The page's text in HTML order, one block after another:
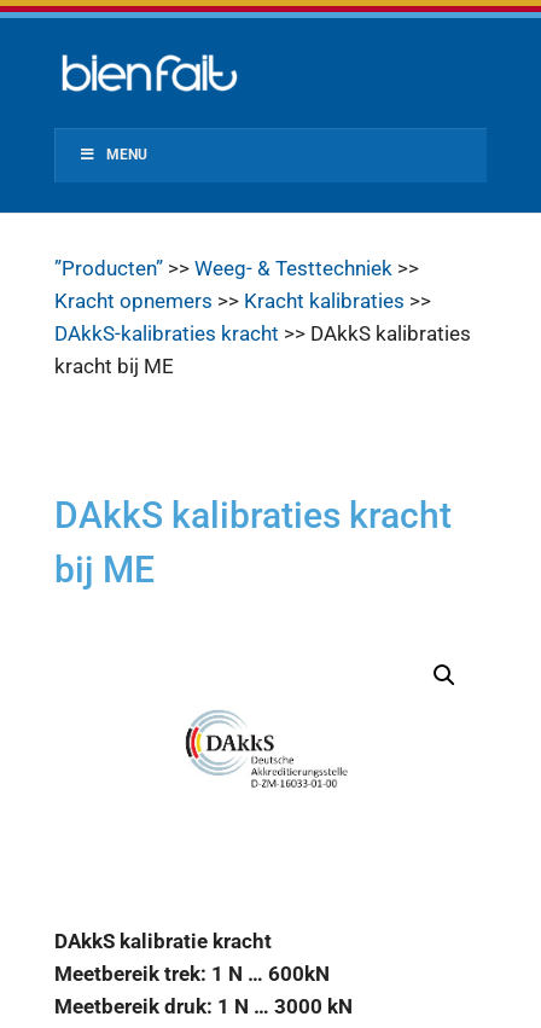
MENU
”Producten”>> Weeg- & Testtechniek>>
Kracht opnemers >> Kracht kalibraties >>
DAkkS-kalibraties kracht >> DAkkS kalibraties
kracht bij ME
DAkkS kalibraties kracht
bij ME
DAkkS kalibratie kracht
Meetbereik trek: 1 N … 600kN
Meetbereik druk: 1 N … 3000 kN